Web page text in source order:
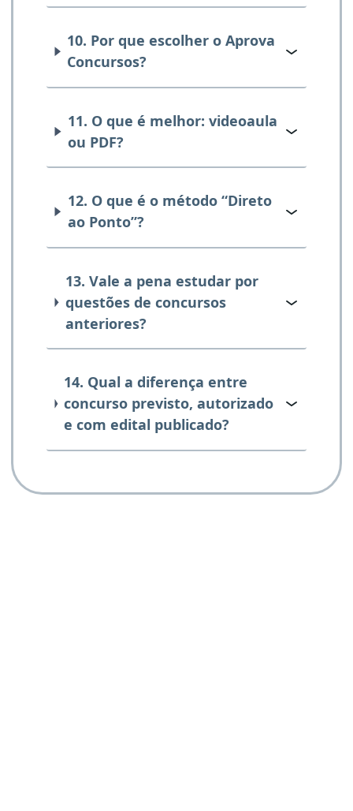
10. Por que escolher o Aprova
Concursos?
11. O que é melhor: videoaula
ou PDF?
12. O que é o método “Direto
ao Ponto”?
13. Vale a pena estudar por
questões de concursos
anteriores?
14. Qual a diferença entre
concurso previsto, autorizado
e com edital publicado?